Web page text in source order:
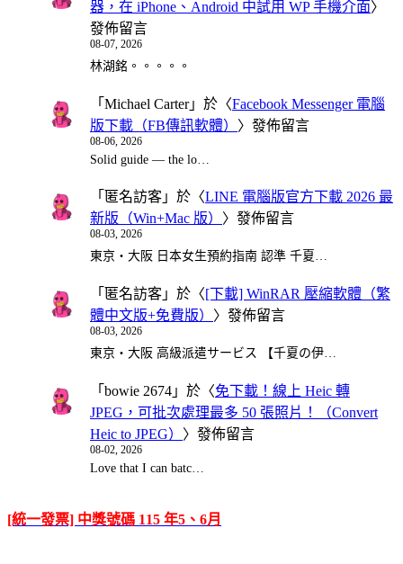
器，在 iPhone、Android 中試用 WP 手機介面〉
發佈留言
08-07, 2026
林湖銘。。。。。
「 Michael Carter」於〈Facebook Messenger 電腦
版下載（FB傳訊軟體） 〉發佈留言
08-06, 2026
Solid guide — the lo…
「 匿名訪客 」於〈LINE 電腦版官方下載 2026 最
新版（Win+Mac 版） 〉發佈留言
08-03, 2026
東京・大阪 日本女生預約指南 認準 千夏…
「 匿名訪客 」於〈[下載] WinRAR 壓縮軟體（繁
體中文版+免費版） 〉發佈留言
08-03, 2026
東京・大阪 高級派遣サービス 【千夏の伊…
「 bowie 2674 」於〈免下載！線上 Heic 轉
JPEG，可批次處理最多 50 張照片！（Convert
Heic to JPEG） 〉發佈留言
08-02, 2026
Love that I can batc…
[統一發票] 中獎號碼 115 年5、6月